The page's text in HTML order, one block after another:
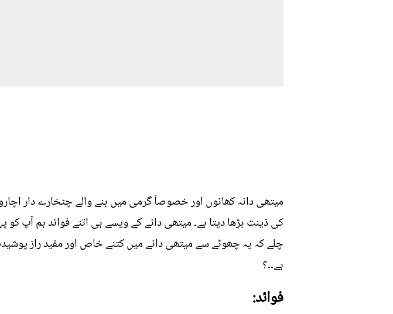
میتھی دانہ کھانوں اور خصوصاً گرمی میں بنے والے چٹخارے دار
کی ذینت بڑھا دیتا ہے۔ میتھی دانے کے ویسے ہی اتنے فوائد ہم آپ
چلے کہ یہ چھوٹے سے میتھی دانے میں کتنے خاص اور مفید راز
ہے۔۔؟
فوائد: